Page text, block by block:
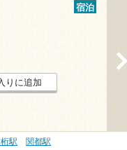
宿泊
りに追加
駅 関都駅